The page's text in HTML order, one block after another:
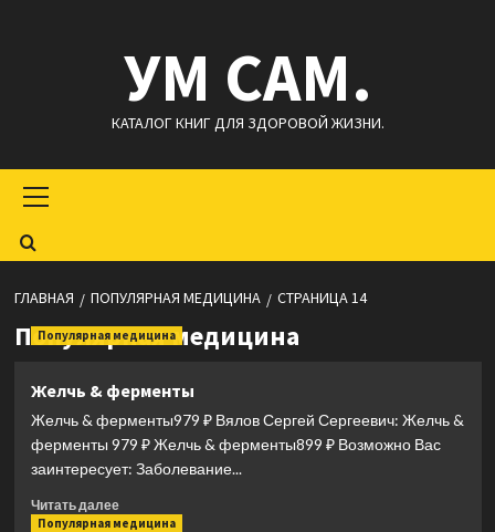
УМ САМ.
КАТАЛОГ КНИГ ДЛЯ ЗДОРОВОЙ ЖИЗНИ.
меню
ГЛАВНАЯ ПОПУЛЯРНАЯ МЕДИЦИНА СТРАНИЦА 14
Популярная медицина
Популярная медицина
Желчь & ферменты
Желчь & ферменты979 ₽ Вялов Сергей Сергеевич: Желчь &
ферменты 979 ₽ Желчь & ферменты899 ₽ Возможно Вас
заинтересует: Заболевание...
Читать далееПрочитать
больше
Популярная медицина